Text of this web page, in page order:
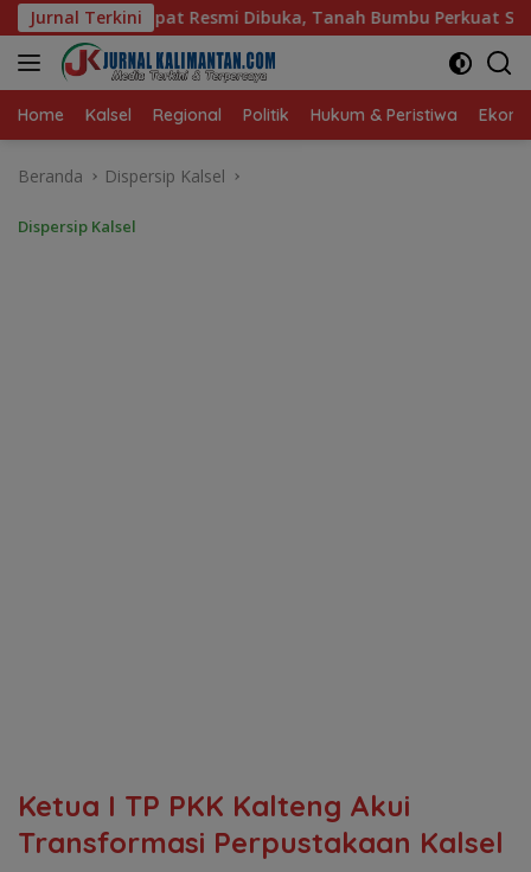
Langsung
ke
konten
Jurnal Terkini
Tanah Bumbu Perkuat Syiar Al-Qur’an dan Generasi Qurani
Home Kalsel Regional Politik Hukum & Peristiwa
Beranda Dispersip Kalsel
Dispersip Kalsel
Ketua I TP PKK Kalteng Akui
Transformasi Perpustakaan Kalsel